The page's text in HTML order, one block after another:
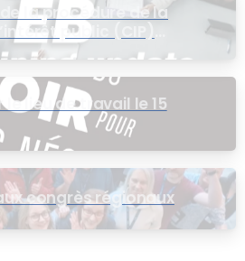
la procédure de la
public (CIP)
lieu de travail le 15
congrès régionaux